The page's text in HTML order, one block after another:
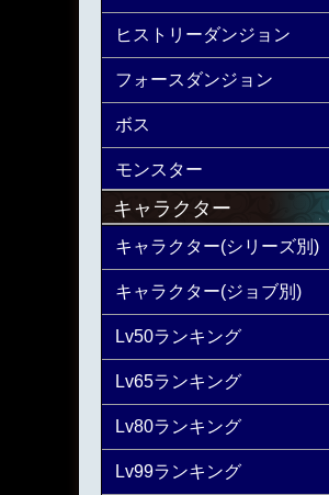
ヒストリーダンジョン
フォースダンジョン
ボス
モンスター
キャラクター
キャラクター(シリーズ別)
キャラクター(ジョブ別)
Lv50ランキング
Lv65ランキング
Lv80ランキング
Lv99ランキング